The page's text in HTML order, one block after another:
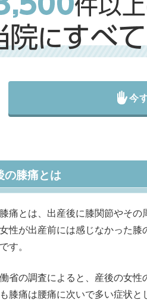
今
の膝痛とは
痛とは、出産後に膝関節やその
性が出産前には感じなかった
す。
省の調査によると、産後の女
膝痛は腰痛に次いで多い症状